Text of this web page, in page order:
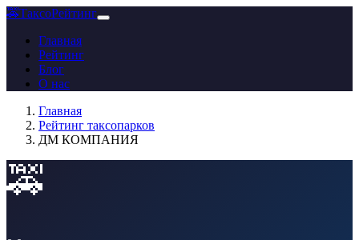
🚕ТаксоРейтинг
Главная
Рейтинг
Блог
О нас
Главная
Рейтинг таксопарков
ДМ КОМПАНИЯ
🚕